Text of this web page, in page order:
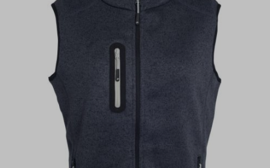
Softshellové bundy
Větrovky a pláštěnky
Zimní bundy
Sportovní bundy
Pracovní bundy a vesty